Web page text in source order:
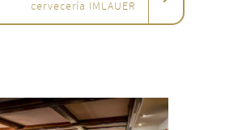
cervecería IMLAUER